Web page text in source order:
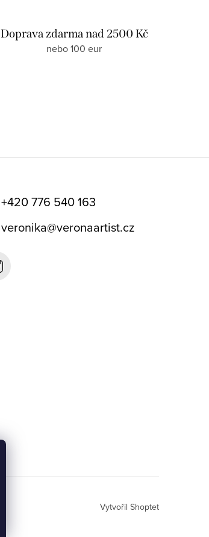
Doprava zdarma nad 2500 Kč
nebo 100 eur
+420 776 540 163
veronika@veronaartist.cz
Vytvořil Shoptet